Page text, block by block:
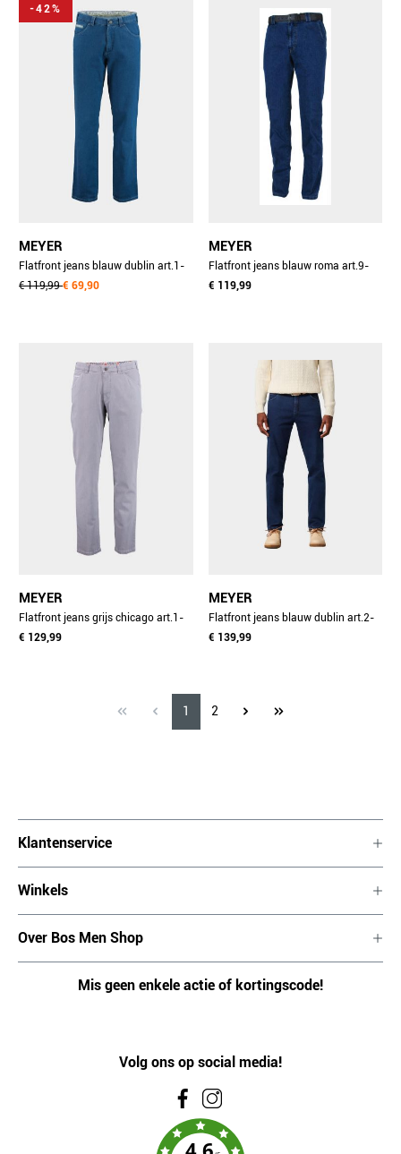
-42%
MEYER
Flatfront jeans blauw dublin art.1-
4174 1271417400/16
€ 119,99€ 69,90
MEYER
Flatfront jeans blauw roma art.9-
629 1150962900/20
€ 119,99
MEYER
Flatfront jeans grijs chicago art.1-
4116 3321411600/05
€ 129,99
MEYER
Flatfront jeans blauw dublin art.2-
4556 1272455600/17
€ 139,99
1 2
Klantenservice
Winkels
Over Bos Men Shop
Mis geen enkele actie of kortingscode!
Volg ons op social media!